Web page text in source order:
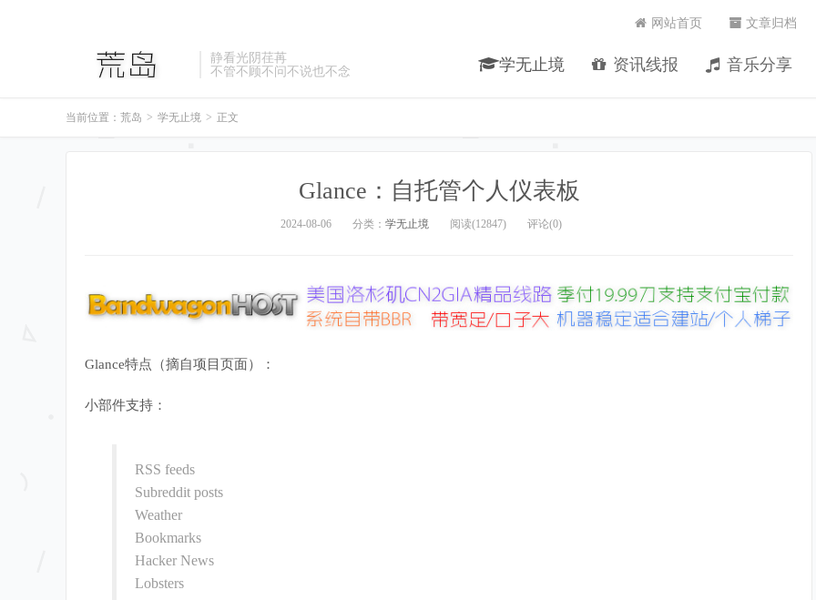
静看光阴荏苒
不管不顾不问不说也不念
学无止境 资讯线报 音乐分享
网站首页 文章归档
当前位置： 荒岛 > 学无止境 > 正文
Glance：自托管个人仪表板
2024-08-06 分类： 学无止境 阅读(12847) 评论(0)
Glance特点（摘自项目页面）：
小部件支持：
RSS feeds
Subreddit posts
Weather
Bookmarks
Hacker News
Lobsters